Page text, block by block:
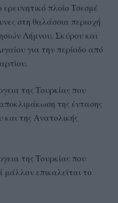
πλοίο Τσεσμέ
στη θαλάσσια περιοχή
Λήμνου, Σκύρου και
για την περίοδο από
της Τουρκίας που
της έντασης
και της Ανατολικής
της Τουρκίας που
μάλλον επικαλείται το